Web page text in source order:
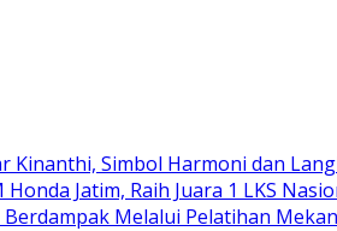
Kinanthi, Simbol Harmoni dan
Jatim, Raih Juara 1 LKS
Berdampak Melalui Pelatihan